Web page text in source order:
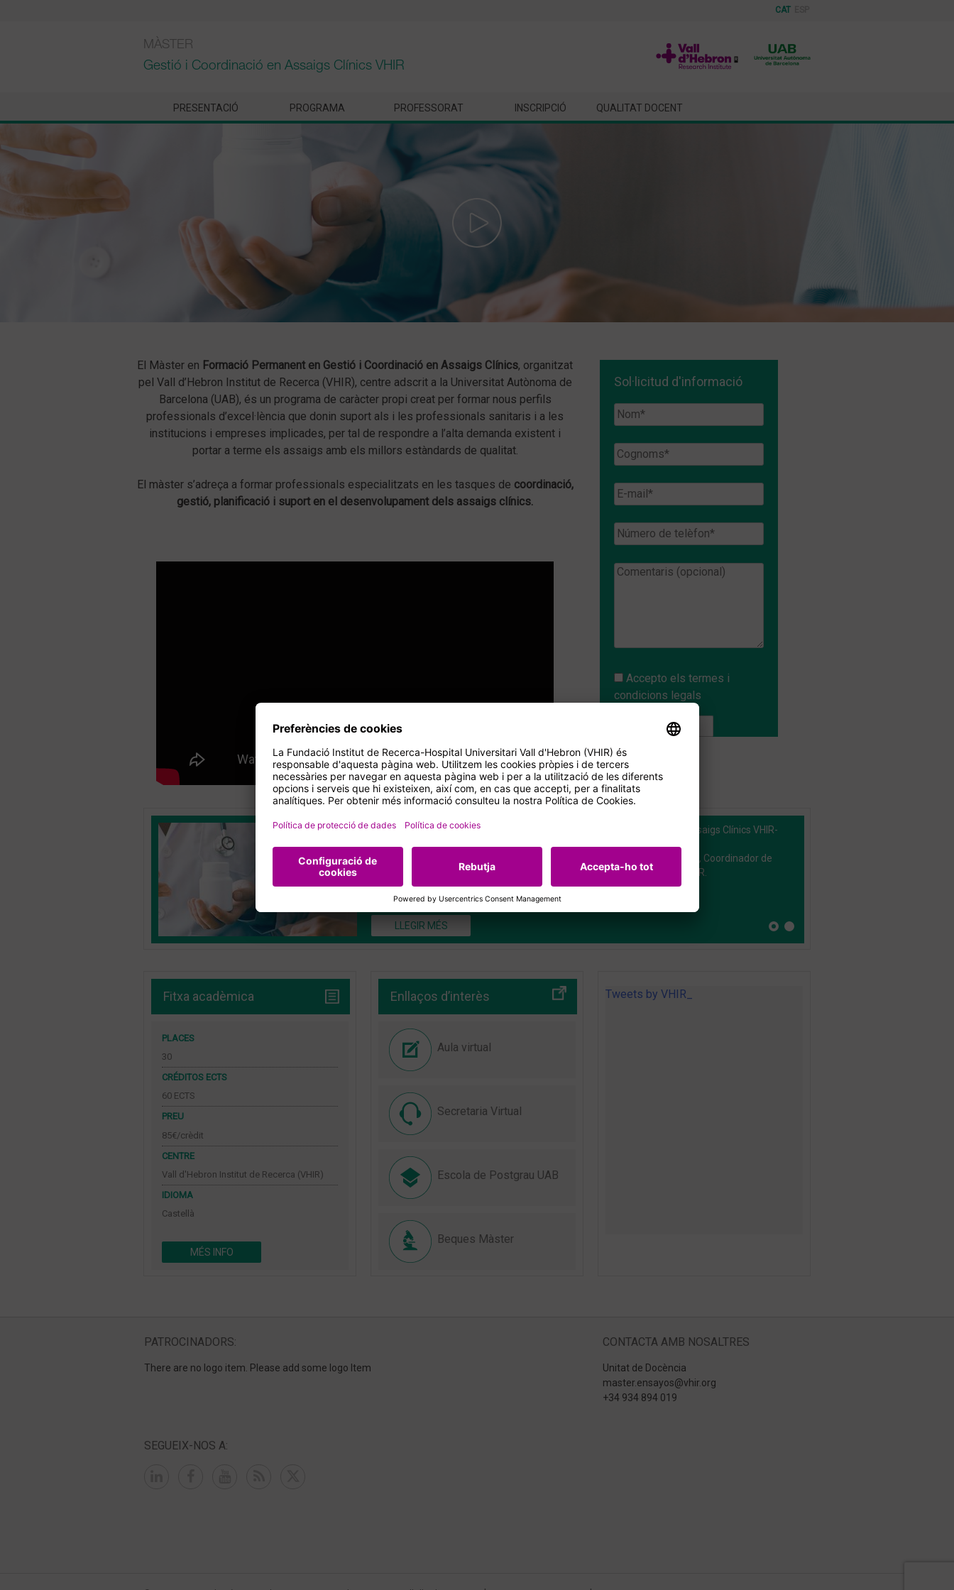
CAT
MÀSTER
Gestió i Coordinació en Assaigs Clínics VHIR
PRESENTACIÓ PROGRAMA PROFESSORAT INSCRIPCIÓ QUALITAT DOCENT
El Màster en Formació Permanent en Gestió i Coordinació en Assaigs Clínics, organitzat
pel Vall d’Hebron Institut de Recerca (VHIR), centre adscrit a la Universitat Autònoma de
Barcelona (UAB), és un programa de caràcter propi creat per formar nous perfils
professionals d’excel·lència que donin suport als i les professionals sanitaris i a les
institucions i empreses implicades, per tal de respondre a l’alta demanda existent i
portar a terme els assaigs amb els millors estàndards de qualitat.
El màster s’adreça a formar professionals especialitzats en les tasques de coordinació,
gestió, planificació i suport en el desenvolupament dels assaigs clínics.
Sol·licitud d'informació
Accepto els termes i
condicions legals
Torna la sessió informativa virtual del Màster en Gestió i Coordinació d’Assaigs Clínics VHIR-
Participen:
Dra. Inma Fuentes, Coordinadora del Màster; Dr. Fran González, Coordinador de
l’assignatura de Pràctiques i Sara Bayarri, de la Unitat de Docència del VHIR.
Quan?El 25 de febrer a partir de les 15h00 (Hora d’Espanya)
LLEGIR MÉS
Fitxa acadèmica
PLACES
30
CRÉDITOS ECTS
60 ECTS
PREU
85€/crèdit
CENTRE
Vall d'Hebron Institut de Recerca (VHIR)
IDIOMA
Castellà
MÉS INFO
Enllaços d’interès
Aula virtual
Secretaria Virtual
Escola de Postgrau UAB
Beques Màster
Tweets by VHIR_
PATROCINADORS:
There are no logo item. Please add some logo Item
CONTACTA AMB NOSALTRES
Unitat de Docència
master.ensayos@vhir.org
+34 934 894 019
SEGUEIX-NOS A: